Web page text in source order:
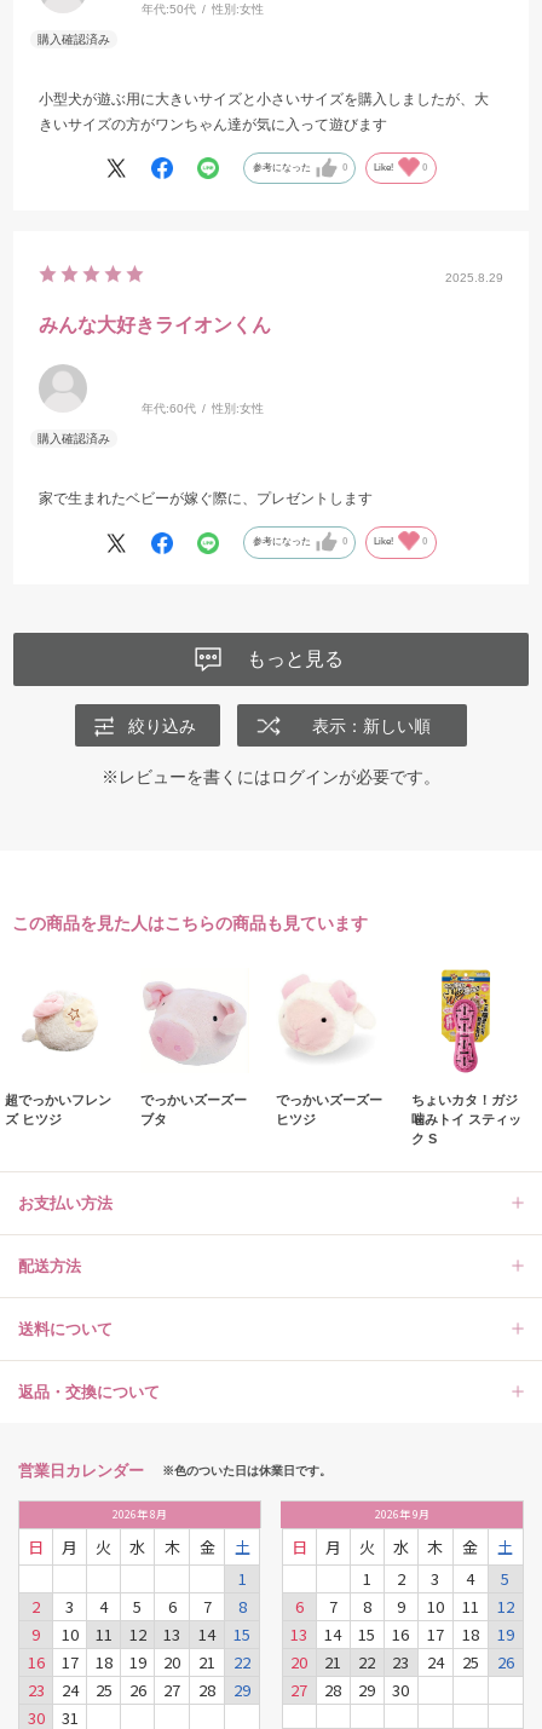
年代:50代 性別:女性
小型犬が遊ぶ用に大きいサイズと小さいサイズを購入しましたが、大
きいサイズの方がワンちゃん達が気に入って遊びます
参考になった 0 Like! 0
2025.8.29
みんな大好きライオンくん
年代:60代 性別:女性
家で生まれたベビーが嫁ぐ際に、プレゼントします
参考になった 0 Like! 0
もっと見る
絞り込み 表示：新しい順
※レビューを書くにはログインが必要です。
この商品を見た人はこちらの商品も見ています
超でっかいフレン
ズ ヒツジ
でっかいズーズー
ブタ
でっかいズーズー
ヒツジ
ちょいカタ！ガジ
噛みトイ スティッ
ク S
お支払い方法
配送方法
送料について
返品・交換について
営業日カレンダー ※色のついた日は休業日です。
2026年8月
日 月 火 水 木 金
土
1
2
3 4 5 6 7
8
9
10 11 12 13 14
15
16
17 18 19 20 21
22
23
24 25 26 27 28
29
30
31
2026年9月
日 月 火 水 木 金
土
1
2 3 4
5
6
7 8 9 10 11
12
13
14 15 16 17 18
19
20
21 22 23 24 25
26
27
28 29 30